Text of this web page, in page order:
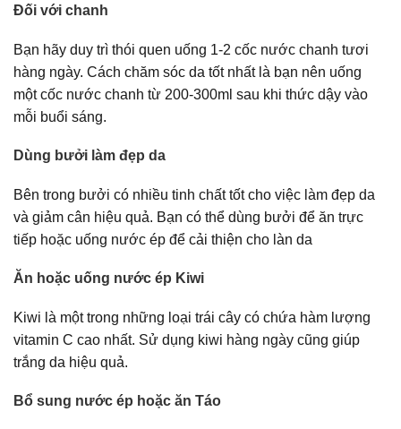
Đối với chanh
Bạn hãy duy trì thói quen uống 1-2 cốc nước chanh tươi
hàng ngày. Cách chăm sóc da tốt nhất là bạn nên uống
một cốc nước chanh từ 200-300ml sau khi thức dậy vào
mỗi buổi sáng.
Dùng bưởi làm đẹp da
Bên trong bưởi có nhiều tinh chất tốt cho việc làm đẹp da
và giảm cân hiệu quả. Bạn có thể dùng bưởi để ăn trực
tiếp hoặc uống nước ép để cải thiện cho làn da
Ăn hoặc uống nước ép Kiwi
Kiwi là một trong những loại trái cây có chứa hàm lượng
vitamin C cao nhất. Sử dụng kiwi hàng ngày cũng giúp
trắng da hiệu quả.
Bổ sung nước ép hoặc ăn Táo